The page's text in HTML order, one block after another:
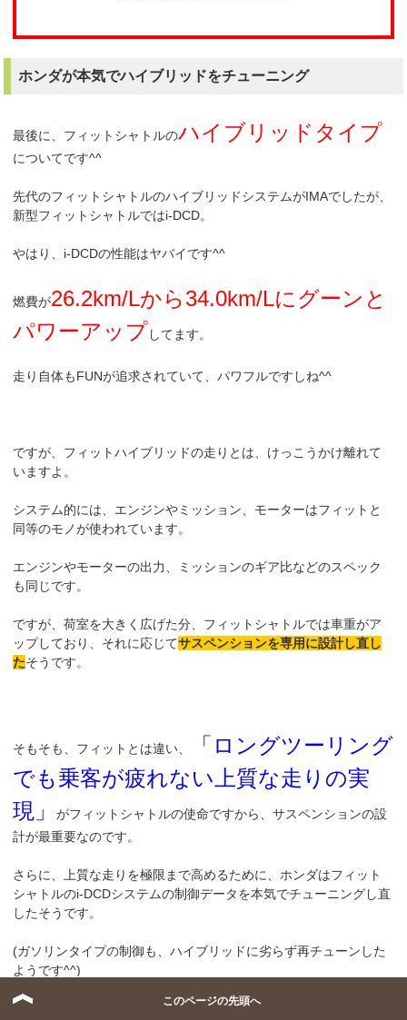
ホンダが本気でハイブリッドをチューニング
最後に、フィットシャトルのハイブリッドタイプ
についてです^^
先代のフィットシャトルのハイブリッドシステムがIMAでしたが、
新型フィットシャトルではi-DCD。
やはり、i-DCDの性能はヤバイです^^
燃費が26.2km/Lから34.0km/Lにグーンと
パワーアップしてます。
走り自体もFUNが追求されていて、パワフルですしね^^
ですが、フィットハイブリッドの走りとは、けっこうかけ離れて
いますよ。
システム的には、エンジンやミッション、モーターはフィットと
同等のモノが使われています。
エンジンやモーターの出力、ミッションのギア比などのスペック
も同じです。
ですが、荷室を大きく広げた分、フィットシャトルでは車重がア
ップしており、それに応じてサスペンションを専用に設計し直し
たそうです。
そもそも、フィットとは違い、
「ロングツーリング
でも乗客が疲れない上質な走りの実
現」がフィットシャトルの使命ですから、サスペンションの設
計が最重要なのです。
さらに、上質な走りを極限まで高めるために、ホンダはフィット
シャトルのi-DCDシステムの制御データを本気でチューニングし直
したそうです。
(ガソリンタイプの制御も、ハイブリッドに劣らず再チューンした
ようです^^)
特に、走行に応じたギヤの選び方の最適化に力を入れたとのこと
このページの先頭へ